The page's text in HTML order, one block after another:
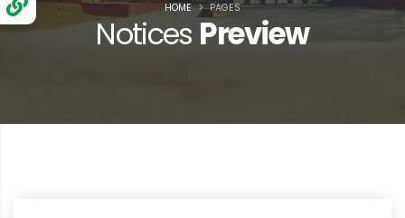
Notices Preview
HOME PAGES